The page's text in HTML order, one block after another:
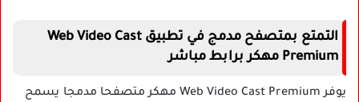
التمتع بمتصفح مدمج في تطبيق Web Video Cast
Premium مهكر برابط مباشر
يوفر Web Video Cast Premium مهكر متصفحا مدمجا يسمح